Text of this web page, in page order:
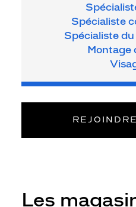
Spécialiste
Spécialiste
Montage
Les